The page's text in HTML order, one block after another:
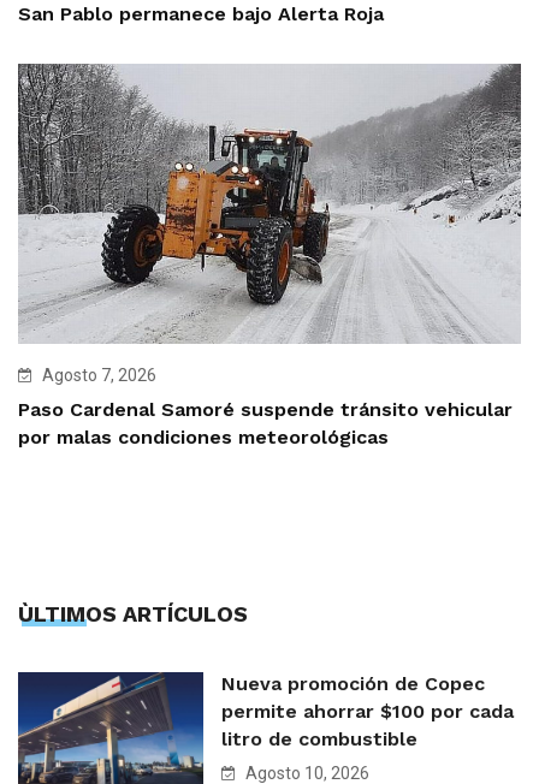
San Pablo permanece bajo Alerta Roja
Agosto 7, 2026
Paso Cardenal Samoré suspende tránsito vehicular
por malas condiciones meteorológicas
ÙLTIMOS ARTÍCULOS
Nueva promoción de Copec
permite ahorrar $100 por cada
litro de combustible
Agosto 10, 2026